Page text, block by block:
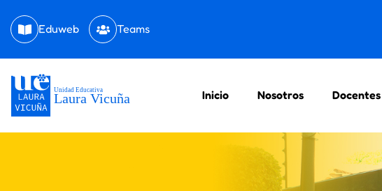
Eduweb Teams
Inicio Nosotros Docentes